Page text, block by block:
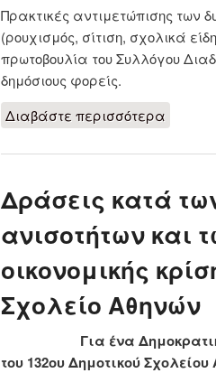
Πρακτικές αντιμετώπισης των
(ρουχισμός, σίτιση, σχολικά
πρωτοβουλία του Συλλόγου
δημόσιους φορείς.
Διαβάστε περισσότερα
Δράσεις κατά
ανισοτήτων και
οικονομικής
Σχολείο Αθηνών
Για ένα Δημοκρατικό
του 132ου Δημοτικού